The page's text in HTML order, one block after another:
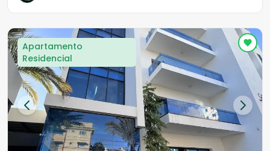
Apartamento
Residencial